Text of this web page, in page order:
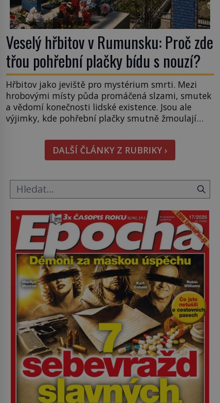
Veselý hřbitov v Rumunsku: Proč zde
třou pohřební plačky bídu s nouzí?
Hřbitov jako jeviště pro mystérium smrti. Mezi
hrobovými místy půda promáčená slzami, smutek
a vědomí konečnosti lidské existence. Jsou ale
výjimky, kde pohřební plačky smutně žmoulají
pohledu na výši vyměřené podpory
v nezaměstnanosti. Kam vás pozveme? Unikátní
hřbitov, který si vysloužil název „Veselý“, najdeme
DALŠÍ ČLÁNKY Z RUBRIKY ›